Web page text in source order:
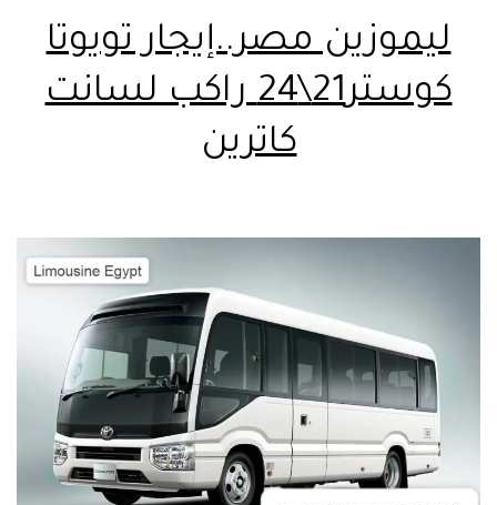
ليموزين مصر..إيجار تويوتا
كوستر21\24 راكب لسانت
كاترين